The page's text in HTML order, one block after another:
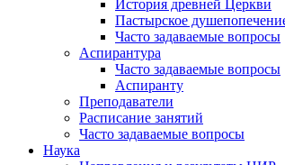
История древней Церкви
Пастырское
Часто задаваемые вопросы
Аспирантура
Часто задаваемые вопросы
Аспиранту
Преподаватели
Расписание занятий
Часто задаваемые вопросы
Наука